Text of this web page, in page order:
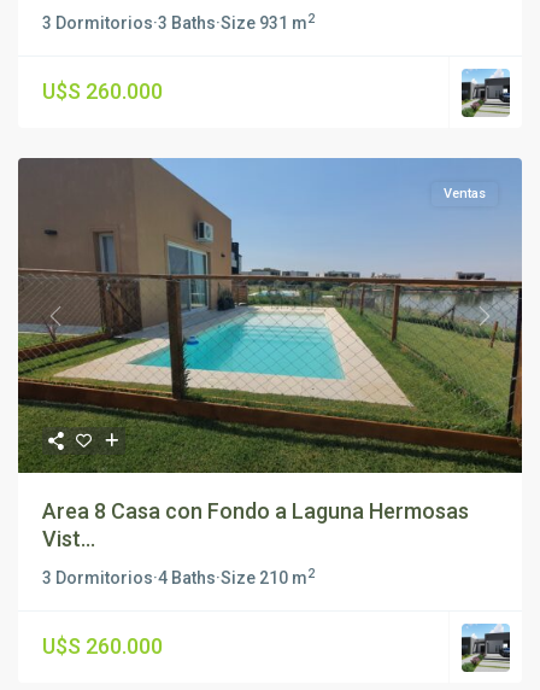
3 Dormitorios·3 Baths·Size 931 m2
U$S 260.000
Previous Next
Ventas
Area 8 Casa con Fondo a Laguna Hermosas
Vist...
3 Dormitorios·4 Baths·Size 210 m2
U$S 260.000